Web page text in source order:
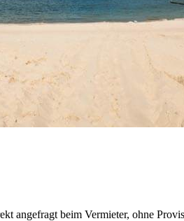
angefragt beim Vermieter, ohne